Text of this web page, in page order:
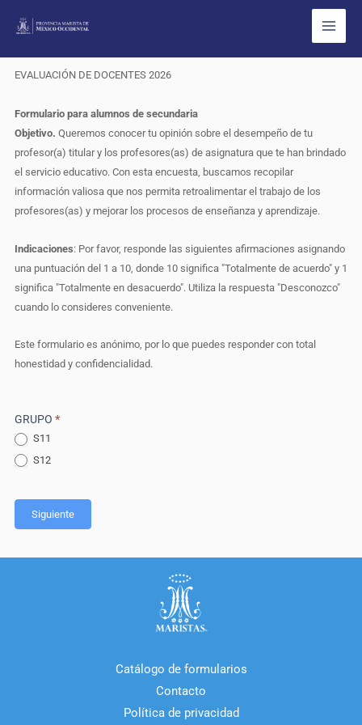
Ev
Sec_Montesinos
11-
12x
2026
EVALUACIÓN DE DOCENTES 2026
Formulario para alumnos de secundaria
Objetivo. Queremos conocer tu opinión sobre el desempeño de tu
profesor(a) titular y los profesores(as) de asignatura que te han brindado
el servicio educativo. Con esta encuesta, buscamos recopilar
información valiosa que nos permita retroalimentar el trabajo de los
profesores(as) y mejorar los procesos de enseñanza y aprendizaje.
Indicaciones: Por favor, responde las siguientes afirmaciones asignando
una puntuación del 1 a 10, donde 10 significa "Totalmente de acuerdo" y 1
significa "Totalmente en desacuerdo". Utiliza la respuesta "Desconozco"
cuando lo consideres conveniente.
Este formulario es anónimo, por lo que puedes responder con total
honestidad y confidencialidad.
GRUPO *
S11
S12
Siguiente
Catálogo de formularios
Contacto
Política de privacidad